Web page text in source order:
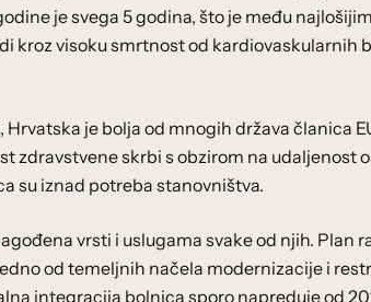
je svega 5 godina, što je među
kroz visoku smrtnost od kardiovaskularnih
je bolja od mnogih država članica
zdravstvene skrbi s obzirom na udaljenost
su iznad potreba stanovništva.
vrsti i uslugama svake od njih. Plan
od temeljnih načela modernizacije i
integracija bolnica sporo napreduje od